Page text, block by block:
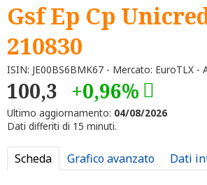
Gsf Ep Cp
210830
ISIN: JE00BS6BMK67 - Mercato: EuroTLX -
100,3 +0,96%
Ultimo aggiornamento: 04/08/2026
Dati differiti di 15 minuti.
Scheda Grafico avanzato Dati